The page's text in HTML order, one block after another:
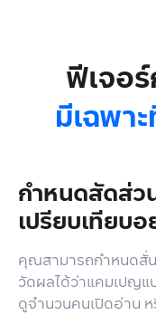
ฟีเจอ
มีเฉพา
กำหนดสัดส่ว
เปรียบเทียบ
คุณสามารถกำหนดสั่
วัดผลได้ว่าแคมเปญแ
ดูจำนวนคนเปิดอ่าน